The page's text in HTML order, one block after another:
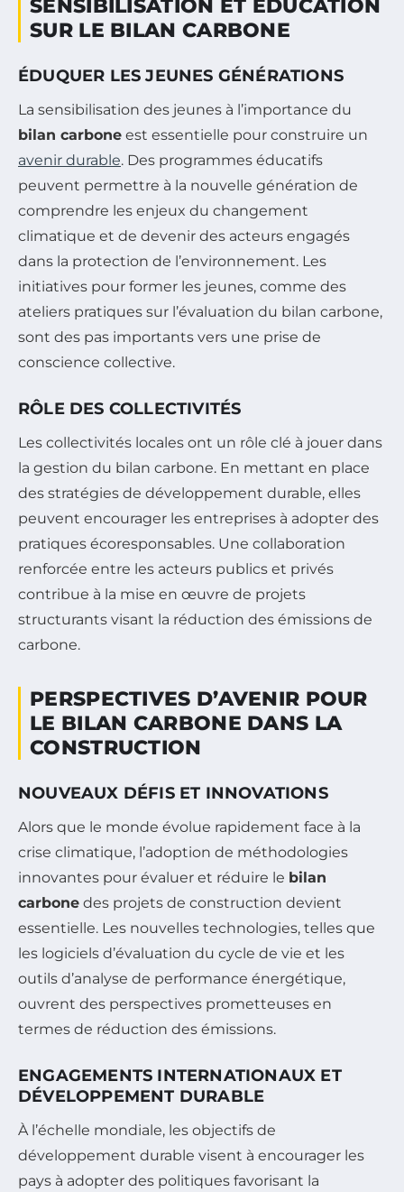
SENSIBILISATION ET ÉDUCATION
SUR LE BILAN CARBONE
ÉDUQUER LES JEUNES GÉNÉRATIONS
La sensibilisation des jeunes à l’importance du
bilan carbone est essentielle pour construire un
avenir durable. Des programmes éducatifs
peuvent permettre à la nouvelle génération de
comprendre les enjeux du changement
climatique et de devenir des acteurs engagés
dans la protection de l’environnement. Les
initiatives pour former les jeunes, comme des
ateliers pratiques sur l’évaluation du bilan carbone,
sont des pas importants vers une prise de
conscience collective.
RÔLE DES COLLECTIVITÉS
Les collectivités locales ont un rôle clé à jouer dans
la gestion du bilan carbone. En mettant en place
des stratégies de développement durable, elles
peuvent encourager les entreprises à adopter des
pratiques écoresponsables. Une collaboration
renforcée entre les acteurs publics et privés
contribue à la mise en œuvre de projets
structurants visant la réduction des émissions de
carbone.
PERSPECTIVES D’AVENIR POUR
LE BILAN CARBONE DANS LA
CONSTRUCTION
NOUVEAUX DÉFIS ET INNOVATIONS
Alors que le monde évolue rapidement face à la
crise climatique, l’adoption de méthodologies
innovantes pour évaluer et réduire le bilan
carbone des projets de construction devient
essentielle. Les nouvelles technologies, telles que
les logiciels d’évaluation du cycle de vie et les
outils d’analyse de performance énergétique,
ouvrent des perspectives prometteuses en
termes de réduction des émissions.
ENGAGEMENTS INTERNATIONAUX ET
DÉVELOPPEMENT DURABLE
À l’échelle mondiale, les objectifs de
développement durable visent à encourager les
pays à adopter des politiques favorisant la